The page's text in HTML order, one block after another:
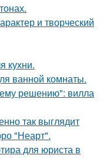
и творческий
кухни.
ванной комнаты.
решению": вилла
так выглядит
"Неарт".
для юриста в